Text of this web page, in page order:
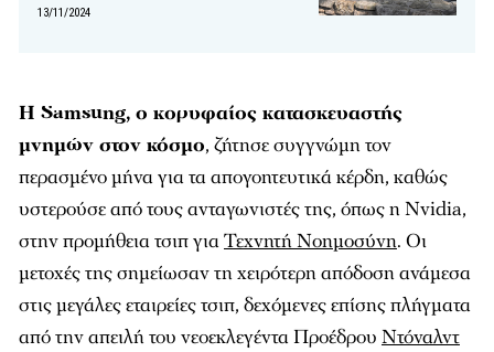
13/11/2024
Η Samsung, ο κορυφαίος κατασκευαστής
μνημών στον κόσμο, ζήτησε συγγνώμη τον
περασμένο μήνα για τα απογοητευτικά κέρδη, καθώς
υστερούσε από τους ανταγωνιστές της, όπως η Nvidia,
στην προμήθεια τσιπ γιαΤεχνητή Νοημοσύνη. Οι
μετοχές της σημείωσαν τη χειρότερη απόδοση ανάμεσα
στις μεγάλες εταιρείες τσιπ, δεχόμενες επίσης πλήγματα
από την απειλή του νεοεκλεγέντα Προέδρου Ντόναλντ